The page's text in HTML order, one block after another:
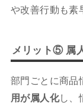
や改善行動も素
メリット⑤ 属
部門ごとに商品
用が属人化し、